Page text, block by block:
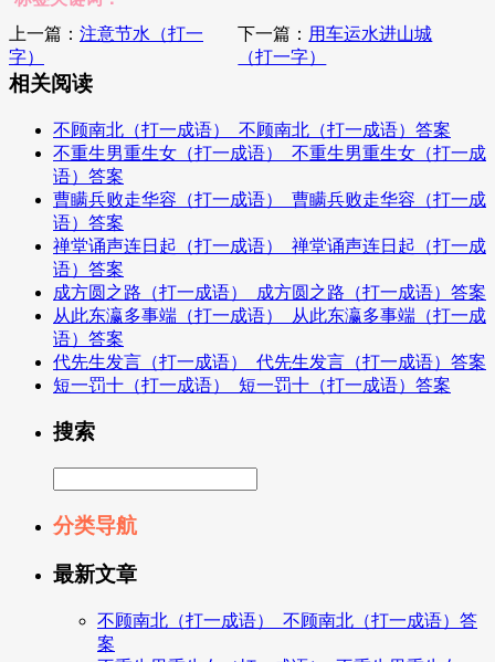
上一篇： 注意节水（打一
字）
下一篇： 用车运水进山城
（打一字）
相关阅读
不顾南北（打一成语）_不顾南北（打一成语）答案
不重生男重生女（打一成语）_不重生男重生女（打一成
语）答案
曹瞒兵败走华容（打一成语）_曹瞒兵败走华容（打一成
语）答案
禅堂诵声连日起（打一成语）_禅堂诵声连日起（打一成
语）答案
成方圆之路（打一成语）_成方圆之路（打一成语）答案
从此东瀛多事端（打一成语）_从此东瀛多事端（打一成
语）答案
代先生发言（打一成语）_代先生发言（打一成语）答案
短一罚十（打一成语）_短一罚十（打一成语）答案
搜索
分类导航
最新文章
不顾南北（打一成语）_不顾南北（打一成语）答
案